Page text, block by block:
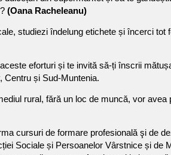
(Oana Racheleanu)
studiezi îndelung etichete și încerci
eforturi și te invită să-ți înscrii
Centru și Sud-Muntenia.
rural, fără un loc de muncă, vor
cursuri de formare profesională şi de
Sociale și Persoanelor Vârstnice și de